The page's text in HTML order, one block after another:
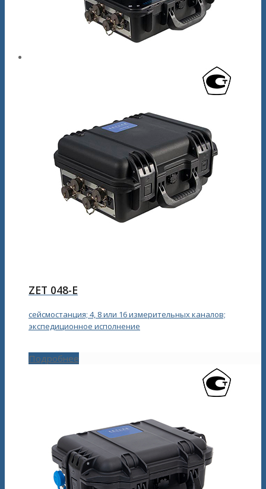
ZET 048-E
сейсмостанция; 4, 8 или 16 измерительных каналов;
экспедиционное исполнение
Подробнее